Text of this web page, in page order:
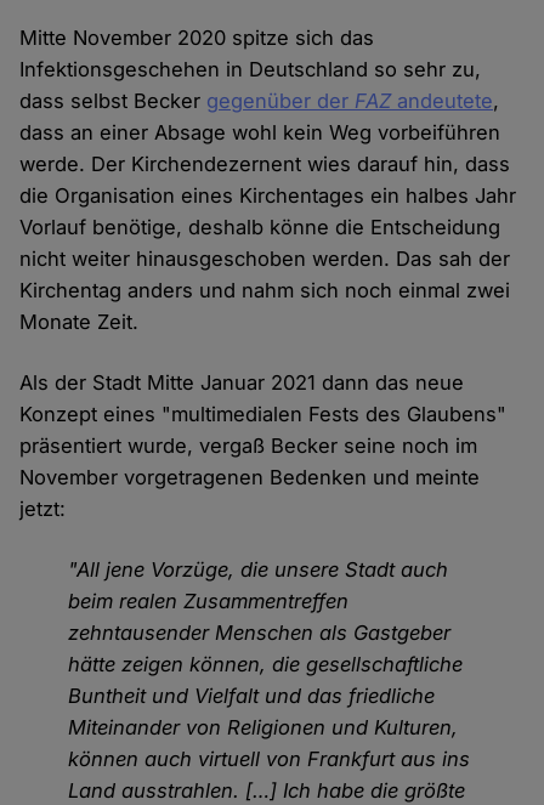
Mitte November 2020 spitze sich das
Infektionsgeschehen in Deutschland so sehr zu,
dass selbst Becker gegenüber der FAZandeutete,
dass an einer Absage wohl kein Weg vorbeiführen
werde. Der Kirchendezernent wies darauf hin, dass
die Organisation eines Kirchentages ein halbes Jahr
Vorlauf benötige, deshalb könne die Entscheidung
nicht weiter hinausgeschoben werden. Das sah der
Kirchentag anders und nahm sich noch einmal zwei
Monate Zeit.
Als der Stadt Mitte Januar 2021 dann das neue
Konzept eines "multimedialen Fests des Glaubens"
präsentiert wurde, vergaß Becker seine noch im
November vorgetragenen Bedenken und meinte
jetzt:
"All jene Vorzüge, die unsere Stadt auch
beim realen Zusammentreffen
zehntausender Menschen als Gastgeber
hätte zeigen können, die gesellschaftliche
Buntheit und Vielfalt und das friedliche
Miteinander von Religionen und Kulturen,
können auch virtuell von Frankfurt aus ins
Land ausstrahlen. […] Ich habe die größte